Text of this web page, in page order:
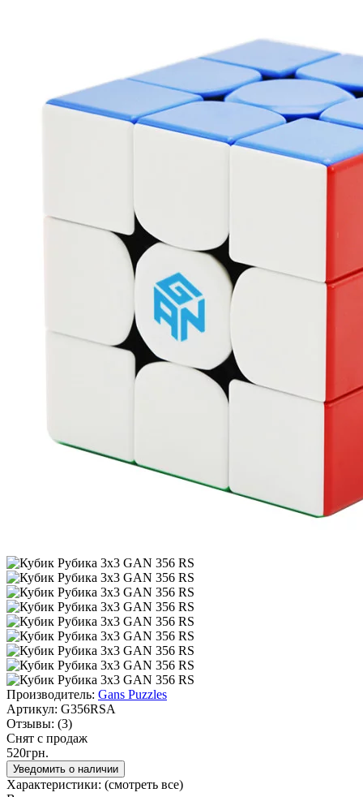
Производитель: Gans Puzzles
Артикул: G356RSA
Отзывы: (3)
Снят с продаж
520грн.
Уведомить о наличии
Характеристики: (смотреть все)